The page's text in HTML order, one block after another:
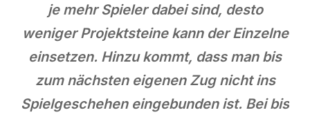
je mehr Spieler dabei sind, desto
weniger Projektsteine kann der Einzelne
einsetzen. Hinzu kommt, dass man bis
zum nächsten eigenen Zug nicht ins
Spielgeschehen eingebunden ist. Bei bis